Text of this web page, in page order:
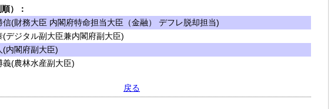
）：
(財務大臣 内閣府特命担当大臣（金融） デフレ脱却担当)
デジタル副大臣兼内閣府副大臣)
内閣府副大臣)
(農林水産副大臣)
戻る